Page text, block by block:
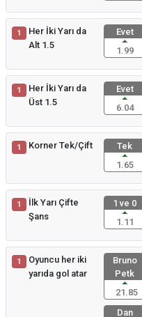
1
Her İki Yarı da
Alt 1.5
Evet
1.99
1
Her İki Yarı da
Üst 1.5
Evet
6.04
1 Korner Tek/Çift
Tek
1.65
1
İlk Yarı Çifte
Şans
1 ve 0
1.11
1
Oyuncu her iki
yarıda gol atar
Bruno
Petk
21.85
Dan